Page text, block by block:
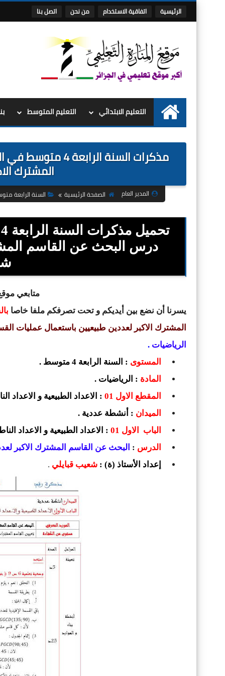
الرئيسية اتفاقية الاستخدام من نحن اتصل بنا
الرئيسية
التعليم الابتدائي التعليم المتوسط
المشترك
المدير العام الصفحة الرئيسية السنة الرابعة
متابعي
يسرنا أن نضع بين أيديكم و تحت تصرفكم ملفا خاصا
المشترك الاكبر لعددين طبيعيين باستعمال عمليات
الرياضيات .
المستوى : السنة الرابعة 4 متوسط .
المادة : الرياضيات .
المقطع الاول 01
: الاعداد الطبيعية و
الميدان : أنشطة عددية .
الباب الاول 01
: الاعداد الطبيعية و الاعداد
الدرس : البحث عن القاسم المشترك الاكبر
إعداد الأستاذ (ة) : شعيب قبايلي .